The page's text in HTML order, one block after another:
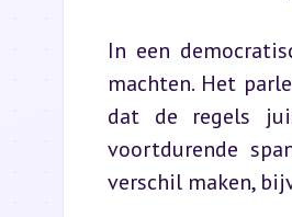
In een
machten. Het
dat de regels
voortdurende
verschil maken,